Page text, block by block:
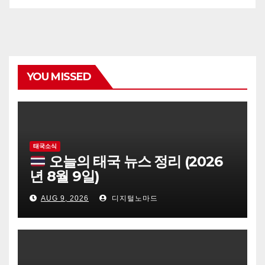
YOU MISSED
태국소식
오늘의 태국 뉴스 정리 (2026
년 8월 9일)
AUG 9, 2026 디지털노마드